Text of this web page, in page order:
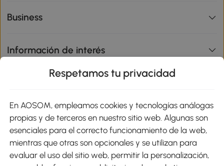
Business
Información de interés
Métodos de Pago
Respetamos tu privacidad
En AOSOM, empleamos cookies y tecnologías análogas
propias y de terceros en nuestro sitio web. Algunas son
esenciales para el correcto funcionamiento de la web,
mientras que otras son opcionales y se utilizan para
evaluar el uso del sitio web, permitir la personalización,